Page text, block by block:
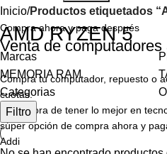
Inicio Productos etiquetados
Compra ahora y paga después
Venta de
Compra tu computador, repuesto o
cuotas.
Ya es hora de tener lo mejor en
súper opción de compra ahora y
Addi
AMD RYZEN 5
Marcas
MEMORIA RAM
Categorias
Filtro